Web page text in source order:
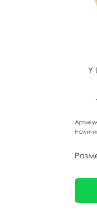
Y
Артикул